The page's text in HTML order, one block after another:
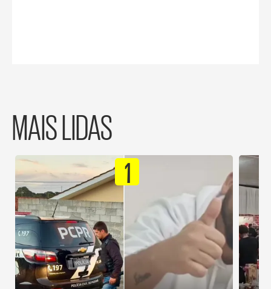
MAIS LIDAS
1